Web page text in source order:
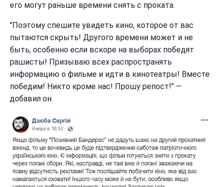
его могут раньше времени снять с проката.
"Поэтому спешите увидеть кино, которое от вас
пытаются скрыть! Другого времени может и не
быть, особенно если вскоре на выборах победят
рашисты! Призываю всех распространять
информацию о фильме и идти в кинотеатры! Вместе
победим! Никто кроме нас! Прошу репост!" —
добавил он.